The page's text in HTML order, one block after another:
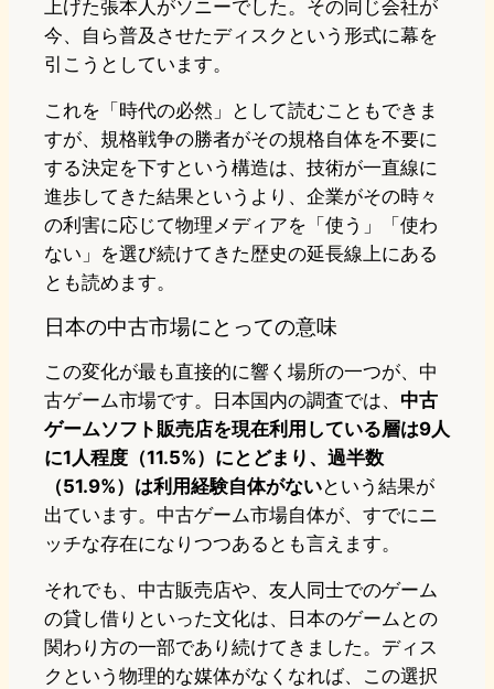
上げた張本人がソニーでした。その同じ会社が
今、自ら普及させたディスクという形式に幕を
引こうとしています。
これを「時代の必然」として読むこともできま
すが、規格戦争の勝者がその規格自体を不要に
する決定を下すという構造は、技術が一直線に
進歩してきた結果というより、企業がその時々
の利害に応じて物理メディアを「使う」「使わ
ない」を選び続けてきた歴史の延長線上にある
とも読めます。
日本の中古市場にとっての意味
この変化が最も直接的に響く場所の一つが、中
古ゲーム市場です。日本国内の調査では、 中古
ゲームソフト販売店を現在利用している層は9人
に1人程度（11.5%）にとどまり、過半数
（51.9%）は利用経験自体がないという結果が
出ています。中古ゲーム市場自体が、すでにニ
ッチな存在になりつつあるとも言えます。
それでも、中古販売店や、友人同士でのゲーム
の貸し借りといった文化は、日本のゲームとの
関わり方の一部であり続けてきました。ディス
クという物理的な媒体がなくなれば、この選択